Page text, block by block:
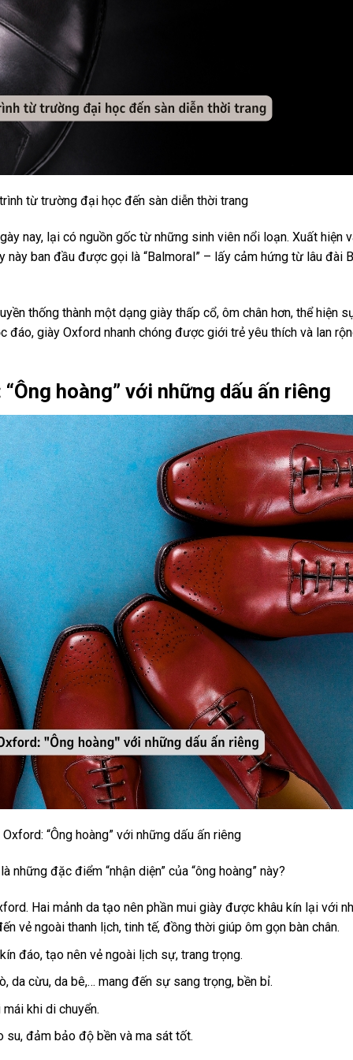
từ trường đại học đến sàn diễn thời trang
nay, lại có nguồn gốc từ những sinh viên nổi loạn. Xuất hiện
ban đầu được gọi là “Balmoral” – lấy cảm hứng từ lâu đài
thống thành một dạng giày thấp cổ, ôm chân hơn, thể hiện
giày Oxford nhanh chóng được giới trẻ yêu thích và lan
hoàng” với những dấu ấn riêng
“Ông hoàng” với những dấu ấn riêng
đặc điểm “nhận diện” của “ông hoàng” này?
Hai mảnh da tạo nên phần mui giày được khâu kín lại với
vẻ ngoài thanh lịch, tinh tế, đồng thời giúp ôm gọn bàn chân.
đáo, tạo nên vẻ ngoài lịch sự, trang trọng.
cừu, da bê,… mang đến sự sang trọng, bền bỉ.
khi di chuyển.
đảm bảo độ bền và ma sát tốt.